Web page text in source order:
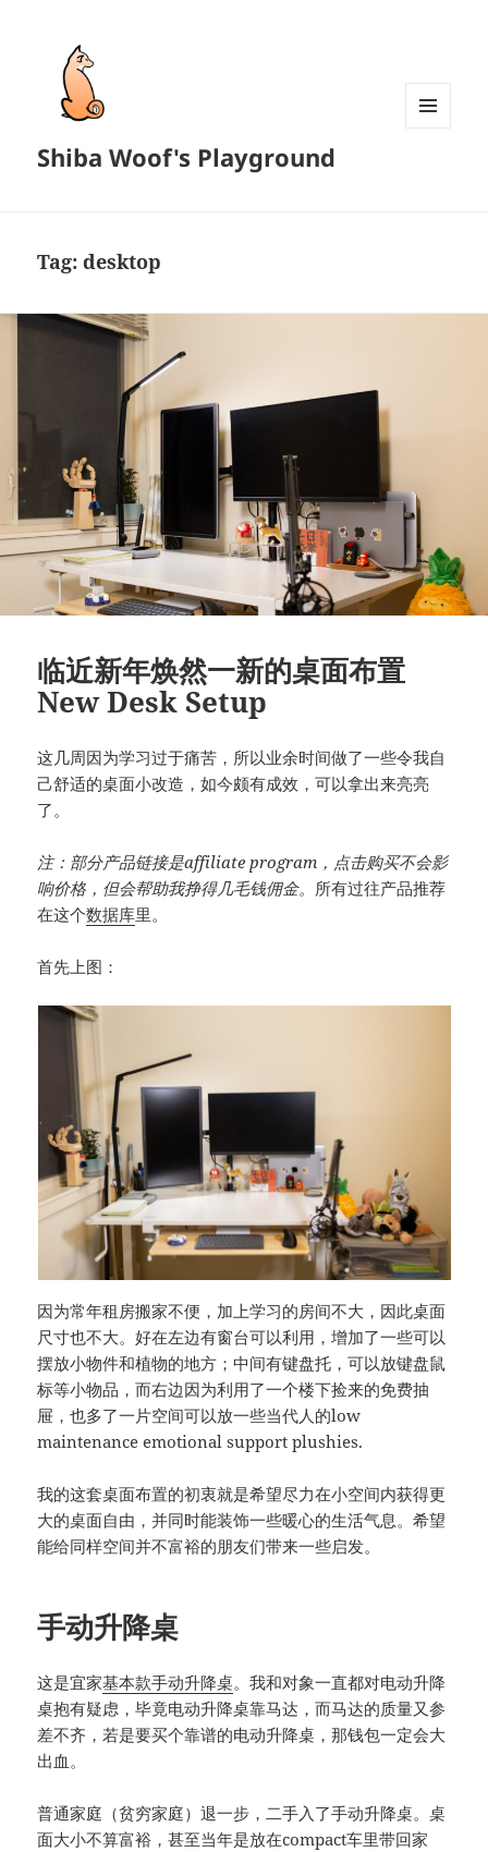
Shiba Woof's Playground
Tag:desktop
临近新年焕然一新的桌面布置
New Desk Setup
这几周因为学习过于痛苦，所以业余时间做了一些令我自
己舒适的桌面小改造，如今颇有成效，可以拿出来亮亮
了。
注：部分产品链接是affiliate program，点击购买不会影
响价格，但会帮助我挣得几毛钱佣金。 所有过往产品推荐
在这个数据库里。
首先上图：
因为常年租房搬家不便，加上学习的房间不大，因此桌面
尺寸也不大。好在左边有窗台可以利用，增加了一些可以
摆放小物件和植物的地方；中间有键盘托，可以放键盘鼠
标等小物品，而右边因为利用了一个楼下捡来的免费抽
屉，也多了一片空间可以放一些当代人的low
maintenance emotional support plushies.
我的这套桌面布置的初衷就是希望尽力在小空间内获得更
大的桌面自由，并同时能装饰一些暖心的生活气息。希望
能给同样空间并不富裕的朋友们带来一些启发。
手动升降桌
这是宜家基本款手动升降桌。我和对象一直都对电动升降
桌抱有疑虑，毕竟电动升降桌靠马达，而马达的质量又参
差不齐，若是要买个靠谱的电动升降桌，那钱包一定会大
出血。
普通家庭（贫穷家庭）退一步，二手入了手动升降桌。桌
面大小不算富裕，甚至当年是放在compact车里带回家